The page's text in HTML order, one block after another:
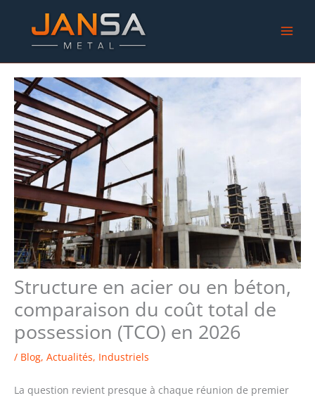
contenu
Structure en acier ou en béton,
comparaison du coût total de
possession (TCO) en 2026
/ Blog, Actualités, Industriels
La question revient presque à chaque réunion de premier